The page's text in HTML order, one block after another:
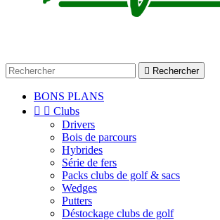
 Rechercher
BONS PLANS
  Clubs
Drivers
Bois de parcours
Hybrides
Série de fers
Packs clubs de golf & sacs
Wedges
Putters
Déstockage clubs de golf